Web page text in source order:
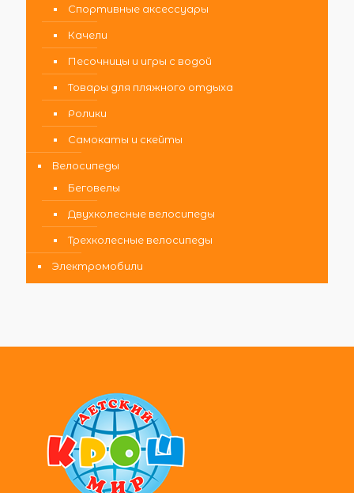
Спортивные аксессуары
Качели
Песочницы и игры с водой
Товары для пляжного отдыха
Ролики
Самокаты и скейты
Велосипеды
Беговелы
Двухколесные велосипеды
Трехколесные велосипеды
Электромобили